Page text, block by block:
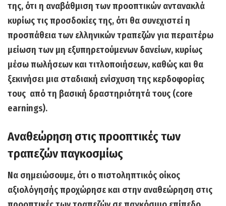
της, ότι η αναβάθμιση των προοπτικών αντανακλά
κυρίως τις προσδοκίες της, ότι θα συνεχιστεί η
προσπάθεια των ελληνικών τραπεζών για περαιτέρω
μείωση των μη εξυπηρετούμενων δανείων, κυρίως
μέσω πωλήσεων και τιτλοποιήσεων, καθώς και θα
ξεκινήσει μια σταδιακή ενίσχυση της κερδοφορίας
τους από τη βασική δραστηριότητά τους (core
earnings).
Aναθεώρηση στις προοπτικές των
τραπεζών παγκοσμίως
Να σημειώσουμε, ότι ο πιστοληπτικός οίκος
αξιολόγησής προχώρησε και στην αναθεώρηση στις